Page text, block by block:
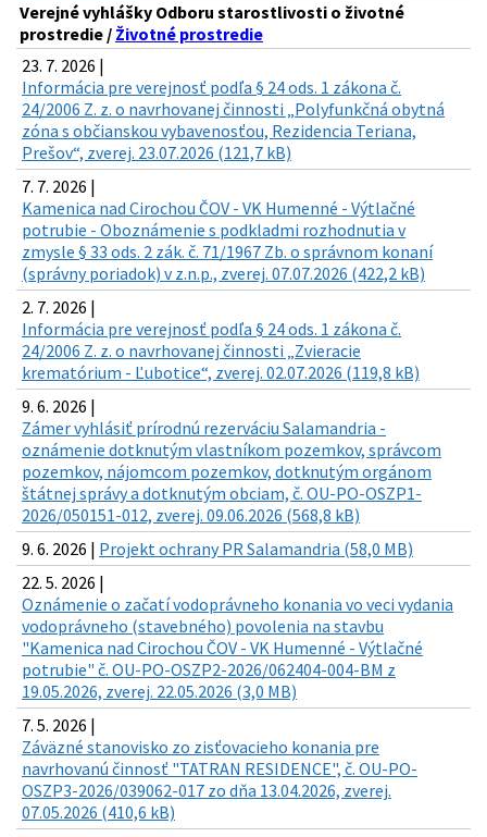
Verejné vyhlášky Odboru starostlivosti o životné
prostredie / Životné prostredie
23. 7. 2026 |
Informácia pre verejnosť podľa § 24 ods. 1 zákona č.
24/2006 Z. z. o navrhovanej činnosti „Polyfunkčná obytná
zóna s občianskou vybavenosťou, Rezidencia Teriana,
Prešov“, zverej. 23.07.2026 (121,7 kB)
7. 7. 2026 |
Kamenica nad Cirochou ČOV - VK Humenné - Výtlačné
potrubie - Oboznámenie s podkladmi rozhodnutia v
zmysle § 33 ods. 2 zák. č. 71/1967 Zb. o správnom konaní
(správny poriadok) v z.n.p., zverej. 07.07.2026 (422,2 kB)
2. 7. 2026 |
Informácia pre verejnosť podľa § 24 ods. 1 zákona č.
24/2006 Z. z. o navrhovanej činnosti „Zvieracie
krematórium - Ľubotice“, zverej. 02.07.2026 (119,8 kB)
9. 6. 2026 |
Zámer vyhlásiť prírodnú rezerváciu Salamandria -
oznámenie dotknutým vlastníkom pozemkov, správcom
pozemkov, nájomcom pozemkov, dotknutým orgánom
štátnej správy a dotknutým obciam, č. OU-PO-OSZP1-
2026/050151-012, zverej. 09.06.2026 (568,8 kB)
9. 6. 2026 | Projekt ochrany PR Salamandria (58,0 MB)
22. 5. 2026 |
Oznámenie o začatí vodoprávneho konania vo veci vydania
vodoprávneho (stavebného) povolenia na stavbu
"Kamenica nad Cirochou ČOV - VK Humenné - Výtlačné
potrubie" č. OU-PO-OSZP2-2026/062404-004-BM z
19.05.2026, zverej. 22.05.2026 (3,0 MB)
7. 5. 2026 |
Záväzné stanovisko zo zisťovacieho konania pre
navrhovanú činnosť "TATRAN RESIDENCE", č. OU-PO-
OSZP3-2026/039062-017 zo dňa 13.04.2026, zverej.
07.05.2026 (410,6 kB)